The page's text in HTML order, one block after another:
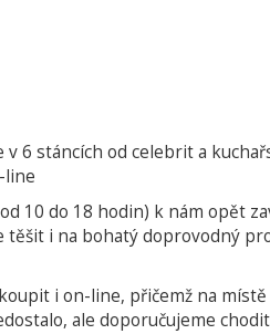
6 stáncích od celebrit a
line
10 do 18 hodin) k nám opět
i na bohatý doprovodný
i on-line, přičemž na
ale doporučujeme